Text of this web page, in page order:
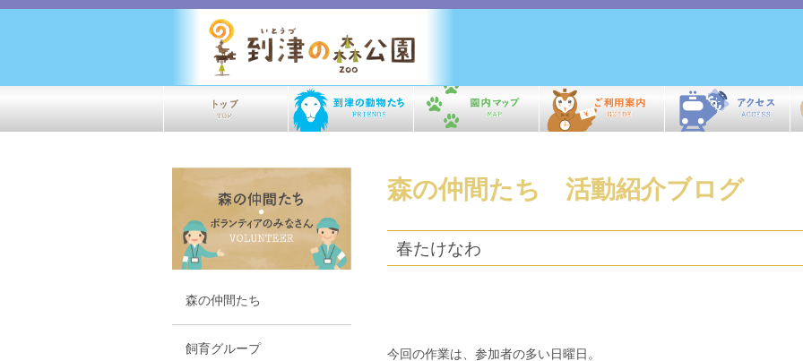
森の仲間たち 活動紹介ブログ
春たけなわ
今回の作業は、参加者の多い日曜日。
森の仲間たち
飼育グループ